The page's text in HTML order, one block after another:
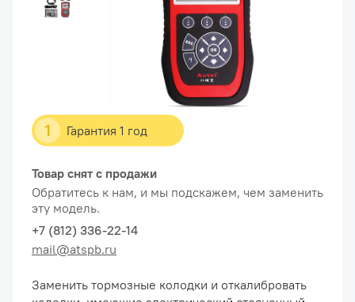
1 Гарантия 1 год
Заменить тормозные колодки и откалибровать
Товар снят с продажи
Обратитесь к нам, и мы подскажем, чем заменить
эту модель.
+7 (812) 336-22-14
mail@atspb.ru